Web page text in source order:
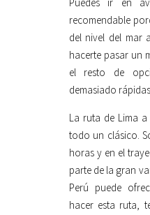
recomendable
del nivel del mar
hacerte pasar un
el resto de
demasiado
La ruta de Lima
todo un clásico.
horas y en el
parte de la gran
Perú puede
hacer esta ruta,